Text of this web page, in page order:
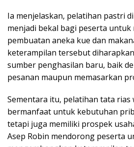
Ia menjelaskan, pelatihan pastri
menjadi bekal bagi peserta untuk
pembuatan aneka kue dan
keterampilan tersebut
sumber penghasilan baru, baik
pesanan maupun memasarkan
Sementara itu, pelatihan tata rias
bermanfaat untuk kebutuhan
tetapi juga memiliki prospek
Asep Robin mendorong peserta